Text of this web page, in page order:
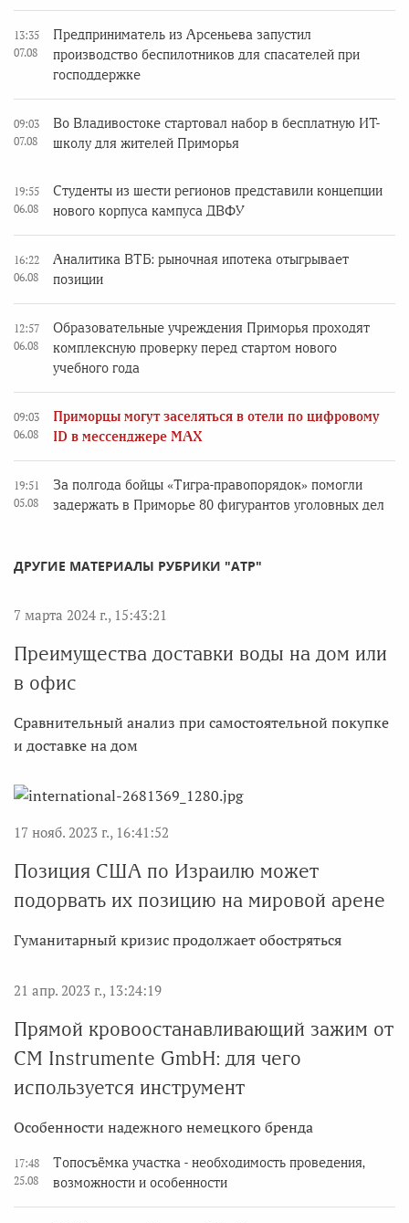
13:35
07.08
Предприниматель из Арсеньева запустил
производство беспилотников для спасателей при
господдержке
09:03
07.08
Во Владивостоке стартовал набор в бесплатную ИТ-
школу для жителей Приморья
19:55
06.08
Студенты из шести регионов представили концепции
нового корпуса кампуса ДВФУ
16:22
06.08
Аналитика ВТБ: рыночная ипотека отыгрывает
позиции
12:57
06.08
Образовательные учреждения Приморья проходят
комплексную проверку перед стартом нового
учебного года
09:03
06.08
Приморцы могут заселяться в отели по цифровому
ID в мессенджере MAX
19:51
05.08
За полгода бойцы «Тигра-правопорядок» помогли
задержать в Приморье 80 фигурантов уголовных дел
ДРУГИЕ МАТЕРИАЛЫ РУБРИКИ "АТР"
7 марта 2024 г., 15:43:21
Преимущества доставки воды на дом или
в офис
Сравнительный анализ при самостоятельной покупке
и доставке на дом
17 нояб. 2023 г., 16:41:52
Позиция США по Израилю может
подорвать их позицию на мировой арене
Гуманитарный кризис продолжает обостряться
21 апр. 2023 г., 13:24:19
Прямой кровоостанавливающий зажим от
CM Instrumente GmbH: для чего
используется инструмент
Особенности надежного немецкого бренда
17:48
25.08
Топосъёмка участка - необходимость проведения,
возможности и особенности